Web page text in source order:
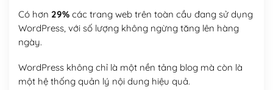
Có hơn 29%các trang web trên toàn cầu đang sử dụng
WordPress, với số lượng không ngừng tăng lên hàng
ngày.
WordPress không chỉ là một nền tảng blog mà còn là
một hệ thống quản lý nội dung hiệu quả.